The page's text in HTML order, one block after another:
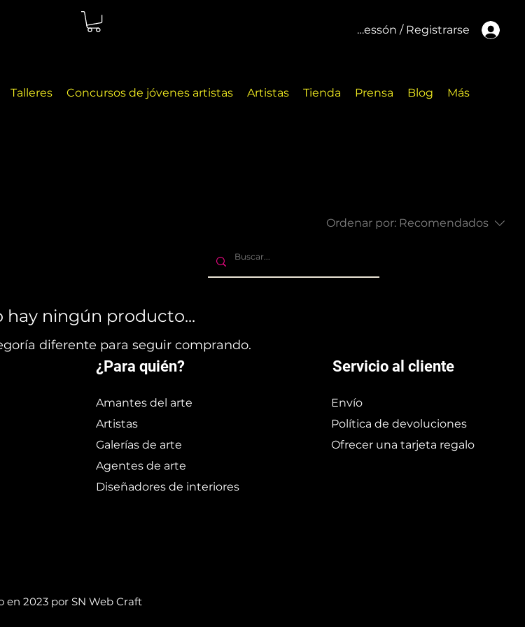
Inicar cessón / Registrarse
Talleres Concursos de jóvenes artistas Artistas Tienda Prensa Blog Más
Ordenar por: Recomendados
hay ningún producto...
diferente para seguir comprando.
¿Para quién?
Amantes del arte
Artistas
Galerías de arte
Agentes de arte
Diseñadores de interiores
Servicio al cliente
Envío
Política de devoluciones
Ofrecer una tarjeta regalo
en 2023 por SN Web Craft